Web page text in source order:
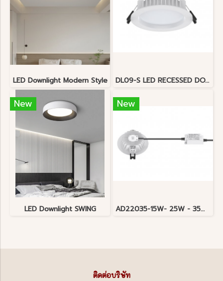
LED Downlight Modern Style DL09-S LED RECESSED DOWNLIGHT 60W 100lm/w IP54
New
LED Downlight SWING
New
AD22035-15W- 25W - 35W LED Recessed Downlight TABULAR 15W 220V 2700K-5700K เปลี่ยนสีได้ ตามความต้องการ เพียงแค่เลือกโหมด ก่อนติดตั้ง มี 3 วัตต์ 15 วัตต์ 25 วัตต์ 35 วัตต์
ติดต่อบริษัท